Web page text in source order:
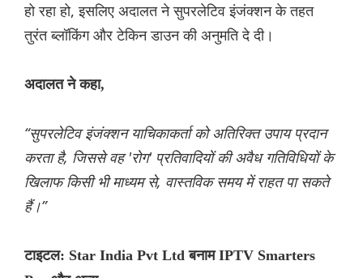
हो रहा हो, इसलिए अदालत ने सुपरलेटिव इंजंक्शन के तहत
तुरंत ब्लॉकिंग और टेकिन डाउन की अनुमति दे दी।
अदालत ने कहा,
“सुपरलेटिव इंजंक्शन याचिकाकर्ता को अतिरिक्त उपाय प्रदान
करता है, जिससे वह 'रोग' प्रतिवादियों की अवैध गतिविधियों के
खिलाफ किसी भी माध्यम से, वास्तविक समय में राहत पा सकते
हैं।”
टाइटल: Star India Pvt Ltd बनाम IPTV Smarters